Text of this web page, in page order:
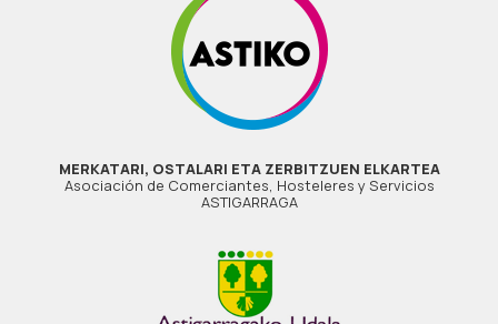
MERKATARI, OSTALARI ETA ZERBITZUEN ELKARTEA
Asociación de Comerciantes, Hosteleres y Servicios
ASTIGARRAGA